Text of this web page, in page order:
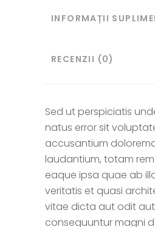
INFORMAȚII
RECENZII (0)
Sed ut perspiciatis
natus error sit
accusantium
laudantium, totam
eaque ipsa quae ab
veritatis et quasi
vitae dicta aut odit
consequuntur magni